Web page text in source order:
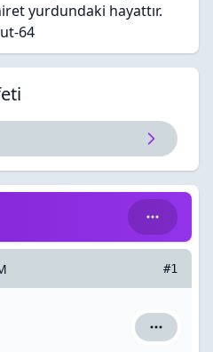
yurdundaki hayattır.
64
#1
buzdağı